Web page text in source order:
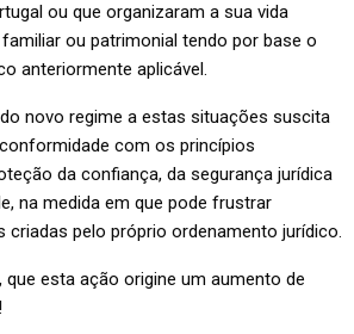
ou que organizaram a sua vida
ou patrimonial tendo por base o
anteriormente aplicável.
novo regime a estas situações suscita
com os princípios
da confiança, da segurança jurídica
na medida em que pode frustrar
criadas pelo próprio ordenamento jurídico.
esta ação origine um aumento de